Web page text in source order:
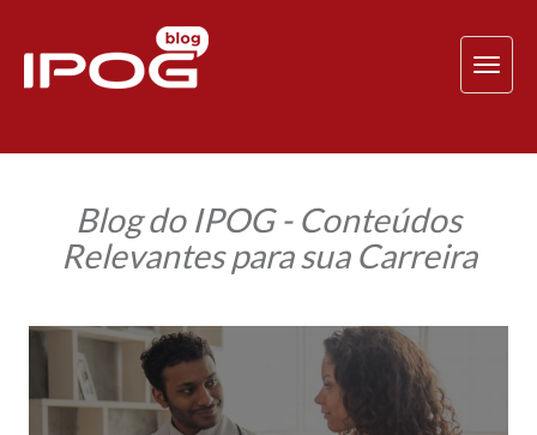
Blog do IPOG - Conteúdos
Relevantes para sua Carreira
Você
conhece
de